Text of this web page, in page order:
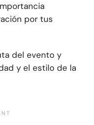
por tus
del evento y
y el estilo de la